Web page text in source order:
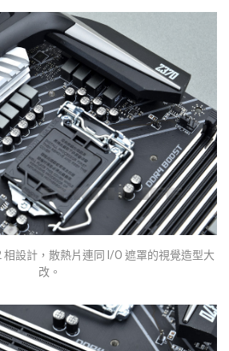
相設計，散熱片連同 I/O 遮罩的視覺造型大
改。